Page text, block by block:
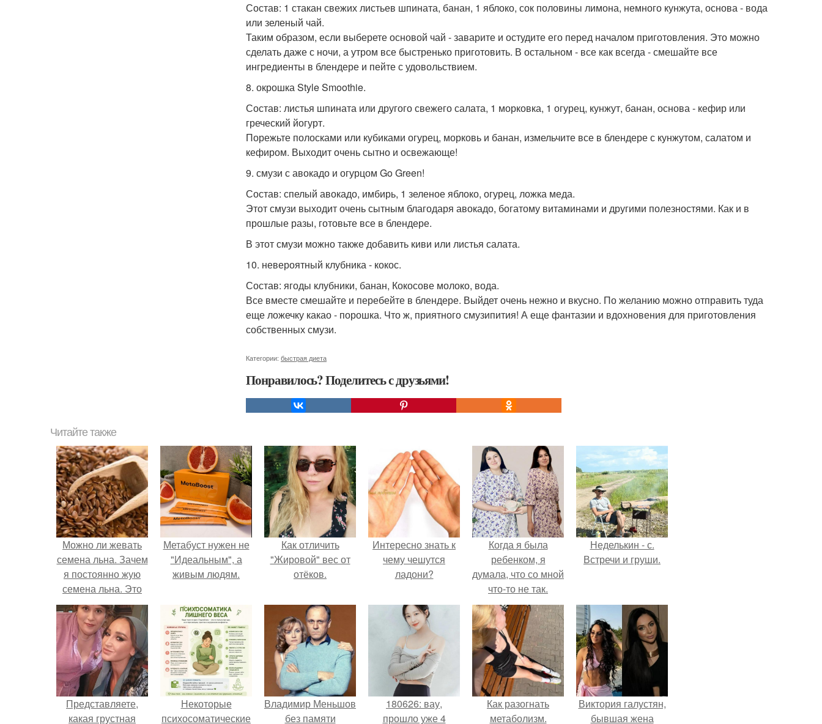
Состав: 1 стакан свежих листьев шпината, банан, 1 яблоко, сок половины лимона, немного кунжута, основа - вода
или зеленый чай.
Таким образом, если выберете основой чай - заварите и остудите его перед началом приготовления. Это можно
сделать даже с ночи, а утром все быстренько приготовить. В остальном - все как всегда - смешайте все
ингредиенты в блендере и пейте с удовольствием.
8. окрошка Style Smoothie.
Состав: листья шпината или другого свежего салата, 1 морковка, 1 огурец, кунжут, банан, основа - кефир или
греческий йогурт.
Порежьте полосками или кубиками огурец, морковь и банан, измельчите все в блендере с кунжутом, салатом и
кефиром. Выходит очень сытно и освежающе!
9. смузи с авокадо и огурцом Go Green!
Состав: спелый авокадо, имбирь, 1 зеленое яблоко, огурец, ложка меда.
Этот смузи выходит очень сытным благодаря авокадо, богатому витаминами и другими полезностями. Как и в
прошлые разы, готовьте все в блендере.
В этот смузи можно также добавить киви или листья салата.
10. невероятный клубника - кокос.
Состав: ягоды клубники, банан, Кокосове молоко, вода.
Все вместе смешайте и перебейте в блендере. Выйдет очень нежно и вкусно. По желанию можно отправить туда
еще ложечку какао - порошка. Что ж, приятного смузипития! А еще фантазии и вдохновения для приготовления
собственных смузи.
Категории: быстрая диета
Понравилось? Поделитесь с друзьями!
Читайте также
Можно ли жевать
семена льна. Зачем
я постоянно жую
семена льна. Это
должен знать
каждый, особенно
женщины старше
35 лет!
Метабуст нужен не
"Идеальным", а
живым людям.
Как отличить
"Жировой" вес от
отёков.
Интересно знать к
чему чешутся
ладони?
Когда я была
ребенком, я
думала, что со мной
что-то не так.
Неделькин - с.
Встречи и груши.
Представляете,
какая грустная
Некоторые
психосоматические
Владимир Меньшов
без памяти
180626: вау,
прошло уже 4
Как разогнать
метаболизм.
Виктория галустян,
бывшая жена